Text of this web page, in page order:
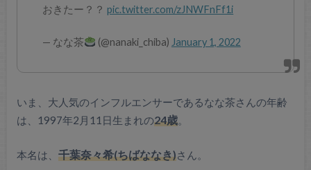
おきたー？？pic.twitter.com/zJNWFnFf1i
— なな茶 (@nanaki_chiba) January 1, 2022
いま、大人気のインフルエンサーであるなな茶さんの年齢
は、1997年2月11日生まれの24歳。
本名は、 千葉奈々希(ちばななき)さん。